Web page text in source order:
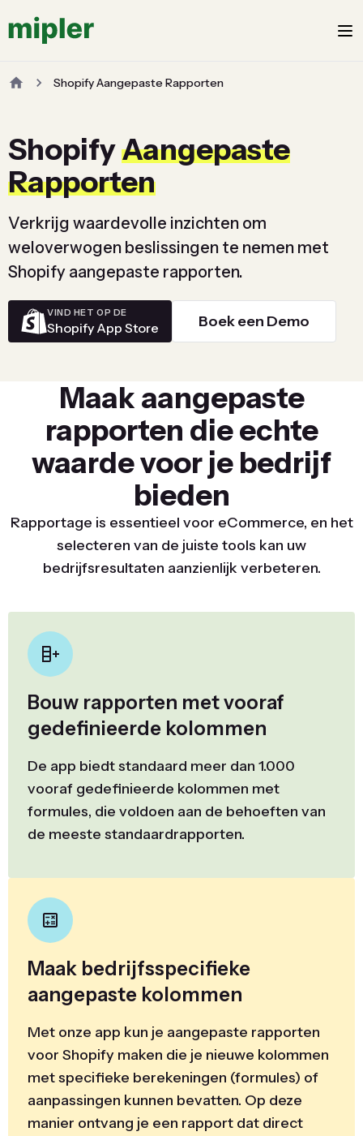
Shopify Aangepaste Rapporten
ShopifyAangepaste
Rapporten
Verkrijg waardevolle inzichten om
weloverwogen beslissingen te nemen met
Shopify aangepaste rapporten.
VIND HET OP DE
Shopify App Store Boek een Demo
Maak aangepaste
rapporten die echte
waarde voor je bedrijf
bieden
Rapportage is essentieel voor eCommerce, en het
selecteren van de juiste tools kan uw
bedrijfsresultaten aanzienlijk verbeteren.
Bouw rapporten met vooraf
gedefinieerde kolommen
De app biedt standaard meer dan 1.000
vooraf gedefinieerde kolommen met
formules, die voldoen aan de behoeften van
de meeste standaardrapporten.
Maak bedrijfsspecifieke
aangepaste kolommen
Met onze app kun je aangepaste rapporten
voor Shopify maken die je nieuwe kolommen
met specifieke berekeningen (formules) of
aanpassingen kunnen bevatten. Op deze
manier ontvang je een rapport dat direct